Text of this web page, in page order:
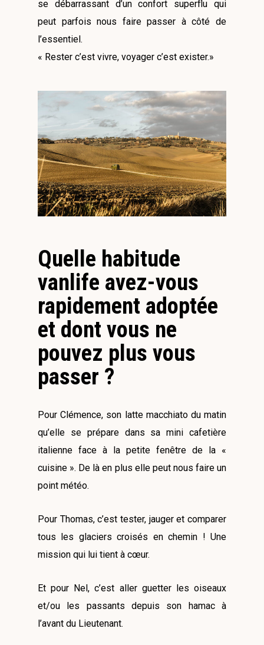
se débarrassant d’un confort superflu qui
peut parfois nous faire passer à côté de
l’essentiel.
« Rester c’est vivre, voyager c’est exister.»
Quelle habitude
vanlife avez-vous
rapidement adoptée
et dont vous ne
pouvez plus vous
passer ?
Pour Clémence, son latte macchiato du matin
qu’elle se prépare dans sa mini cafetière
italienne face à la petite fenêtre de la «
cuisine ». De là en plus elle peut nous faire un
point météo.
Pour Thomas, c’est tester, jauger et comparer
tous les glaciers croisés en chemin ! Une
mission qui lui tient à cœur.
Et pour Nel, c’est aller guetter les oiseaux
et/ou les passants depuis son hamac à
l’avant du Lieutenant.